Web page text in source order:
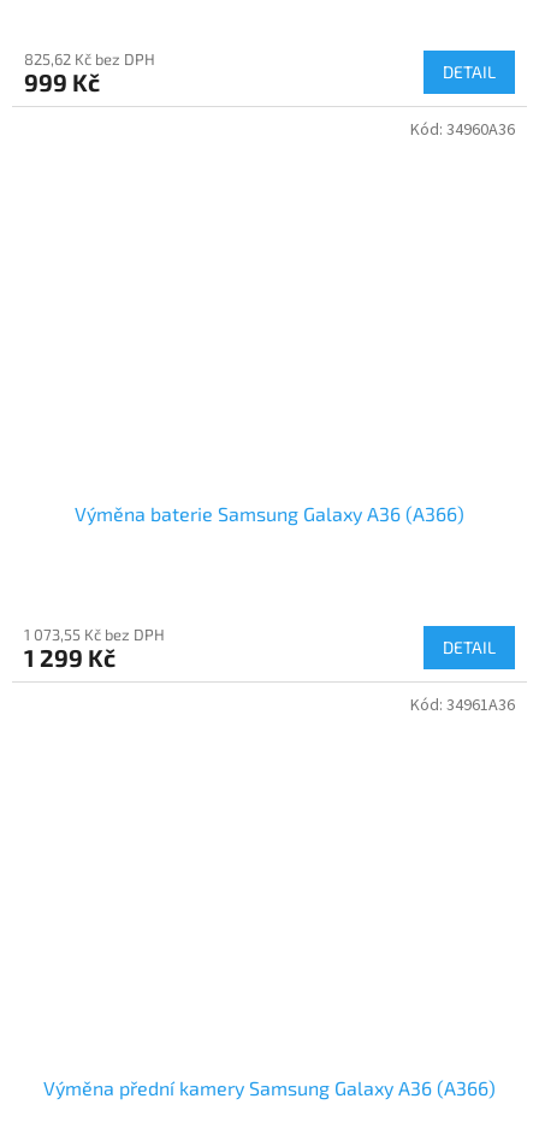
825,62 Kč bez DPH
999 Kč DETAIL
Výměna baterie Samsung Galaxy A36 (A366)
1 073,55 Kč bez DPH
1 299 Kč DETAIL
Kód: 34960A36
Výměna přední kamery Samsung Galaxy A36 (A366)
Kód: 34961A36